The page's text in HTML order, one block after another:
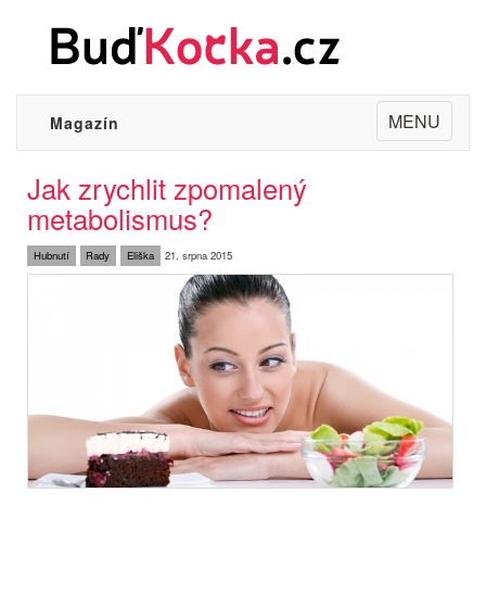
Toggle
navigation
MENU
Magazín
Jak zrychlit zpomalený
metabolismus?
Hubnutí Rady Eliška 21. srpna 2015